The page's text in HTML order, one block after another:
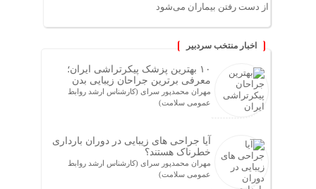
از دست رفتن بیماران می‌شود
اخبار منتخب سردبیر
۱۰ بهترین پزشک پیکرتراشی ایران؛
معرفی برترین جراحان زیبایی بدن
مهران محمدپور سرای (کارشناس ارشد روابط
عمومی سلامت)
آیا جراحی های زیبایی در دوران بارداری
خطرناک هستند؟
مهران محمدپور سرای (کارشناس ارشد روابط
عمومی سلامت)